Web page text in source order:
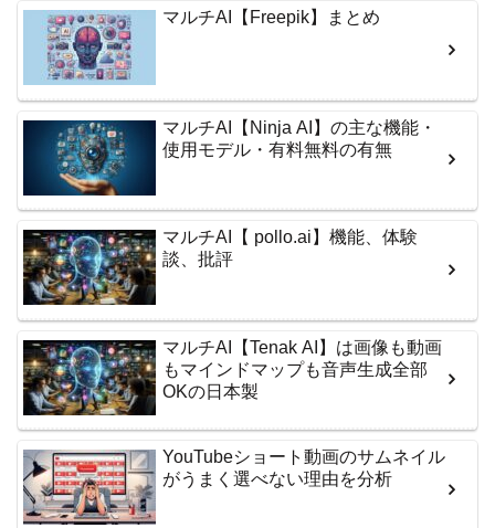
マルチAI【Freepik】まとめ
マルチAI【Ninja AI】の主な機能・
使用モデル・有料無料の有無
マルチAI【 pollo.ai】機能、体験
談、批評
マルチAI【Tenak AI】は画像も動画
もマインドマップも音声生成全部
OKの日本製
YouTubeショート動画のサムネイル
がうまく選べない理由を分析